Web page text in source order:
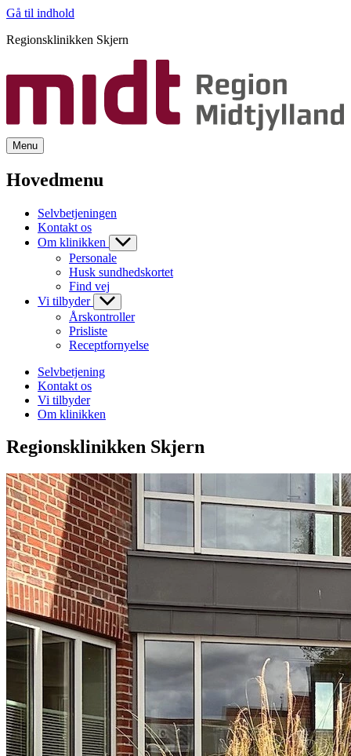
Gå til indhold
Regionsklinikken Skjern
Menu
Hovedmenu
Selvbetjeningen
Kontakt os
Om klinikken
Personale
Husk sundhedskortet
Find vej
Vi tilbyder
Årskontroller
Prisliste
Receptfornyelse
Selvbetjening
Kontakt os
Vi tilbyder
Om klinikken
Regionsklinikken Skjern